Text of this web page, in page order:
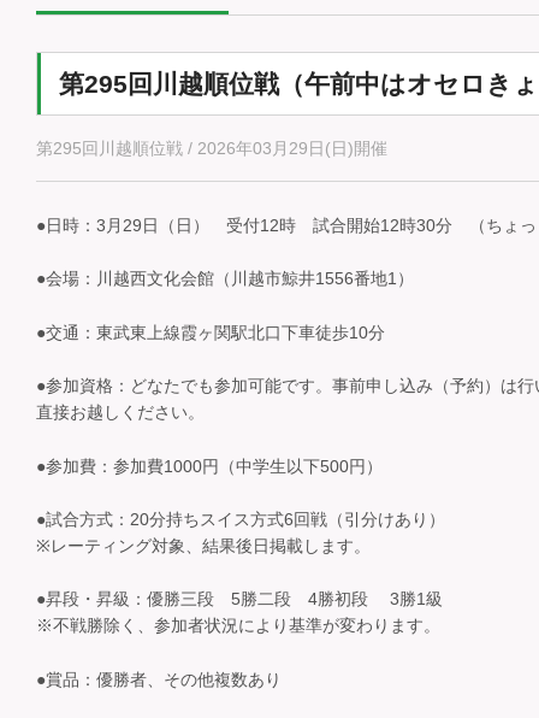
第295回川越順位戦（午前中はオセロき
第295回川越順位戦 / 2026年03月29日(日)開催
●日時：3月29日（日） 受付12時 試合開始12時30分 （ちょっ
●会場：川越西文化会館（川越市鯨井1556番地1）
●交通：東武東上線霞ヶ関駅北口下車徒歩10分
●参加資格：どなたでも参加可能です。事前申し込み（予約）は
直接お越しください。
●参加費：参加費1000円（中学生以下500円）
●試合方式：20分持ちスイス方式6回戦（引分けあり）
※レーティング対象、結果後日掲載します。
●昇段・昇級：優勝三段 5勝二段 4勝初段 3勝1級
※不戦勝除く、参加者状況により基準が変わります。
●賞品：優勝者、その他複数あり